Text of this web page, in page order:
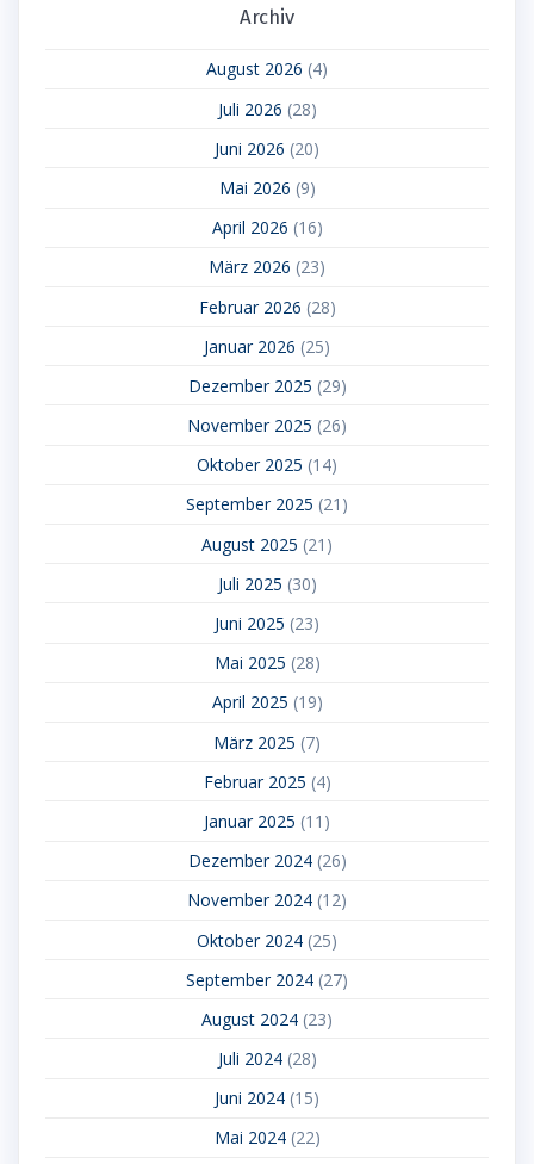
Archiv
August 2026 (4)
Juli 2026 (28)
Juni 2026 (20)
Mai 2026 (9)
April 2026 (16)
März 2026 (23)
Februar 2026 (28)
Januar 2026 (25)
Dezember 2025 (29)
November 2025 (26)
Oktober 2025 (14)
September 2025 (21)
August 2025 (21)
Juli 2025 (30)
Juni 2025 (23)
Mai 2025 (28)
April 2025 (19)
März 2025 (7)
Februar 2025 (4)
Januar 2025 (11)
Dezember 2024(26)
November 2024 (12)
Oktober 2024 (25)
September 2024 (27)
August 2024 (23)
Juli 2024(28)
Juni 2024 (15)
Mai 2024(22)